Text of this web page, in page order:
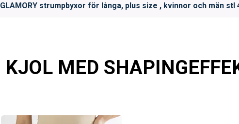
GLAMORY strumpbyxor för långa, plus size , kvinnor och män stl
KJOL MED